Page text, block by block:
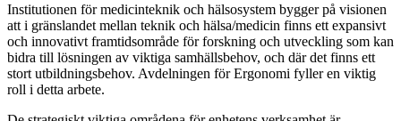
Institutionen för medicinteknik och hälsosystem bygger på visionen
att i gränslandet mellan teknik och hälsa/medicin finns ett expansivt
och innovativt framtidsområde för forskning och utveckling som kan
bidra till lösningen av viktiga samhällsbehov, och där det finns ett
stort utbildningsbehov. Avdelningen för Ergonomi fyller en viktig
roll i detta arbete.